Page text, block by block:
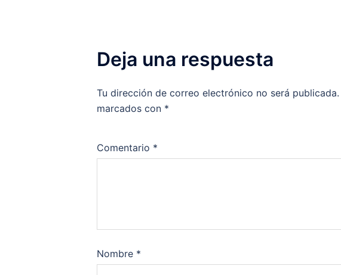
Deja una respuesta
Tu dirección de correo electrónico no será publicada.
marcados con *
Comentario *
Nombre *